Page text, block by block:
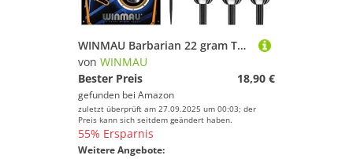
WINMAU Barbarian 22 gram Tungsten Style Dartpfeile Set mit Flights und Schäfte
von WINMAU
Bester Preis
18,90 €
gefunden bei Amazon
zuletzt überprüft am 27.09.2025 um 00:03; der
Preis kann sich seitdem geändert haben.
55% Ersparnis
Weitere Angebote: